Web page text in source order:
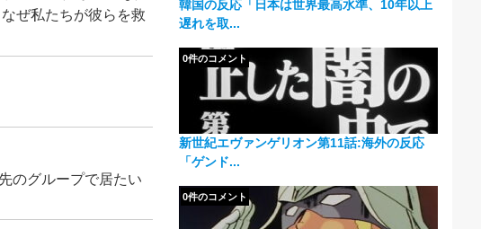
ぜ私たちが彼らを救
のグループで居たい
韓国の反応「日本は世界最高水準、10年以上
遅れを取...
新世紀エヴァンゲリオン第11話:海外の反応
「ゲンド...
0件のコメント
0件のコメント